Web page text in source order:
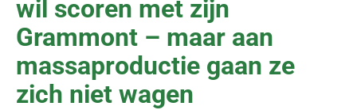
wil scoren met zijn
Grammont – maar aan
massaproductie gaan ze
zich niet wagen